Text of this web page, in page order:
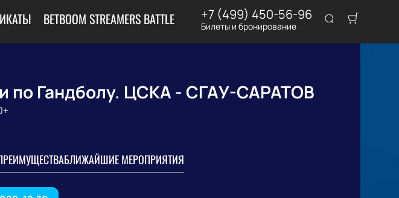
BETBOOM STREAMERS BATTLE +7 (499) 450-56-96
Билеты и бронирование
по Гандболу. ЦСКА - СГАУ-САРАТОВ
БЛИЖАЙШИЕ МЕРОПРИЯТИЯ